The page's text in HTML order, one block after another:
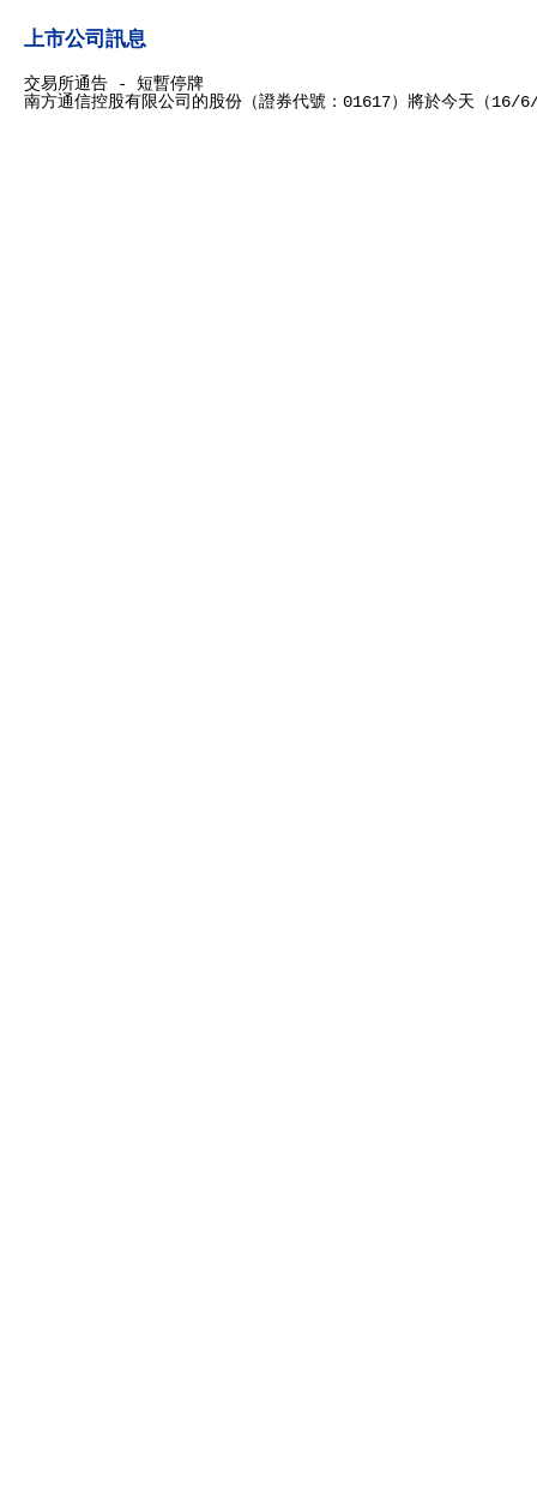
上市公司訊息
交易所通告 - 短暫停牌
南方通信控股有限公司的股份（證券代號：01617）將於今天（16/